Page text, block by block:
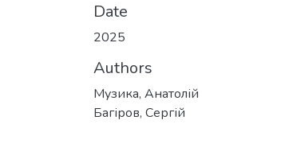
Date
2025
Authors
Музика, Анатолій
Багіров, Сергій